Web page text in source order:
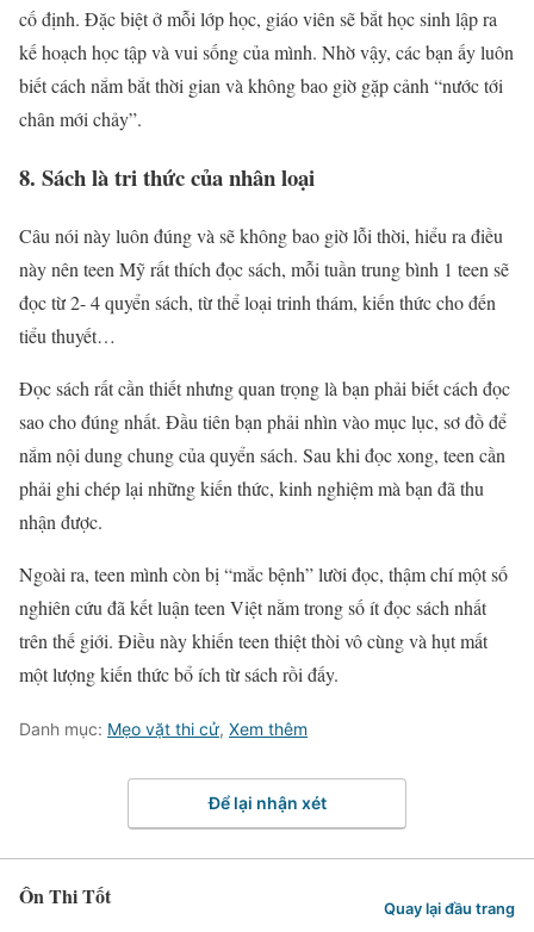
cố định. Đặc biệt ở mỗi lớp học, giáo viên sẽ bắt học sinh lập ra
kế hoạch học tập và vui sống của mình. Nhờ vậy, các bạn ấy luôn
biết cách nắm bắt thời gian và không bao giờ gặp cảnh “nước tới
chân mới chảy”.
8. Sách là tri thức của nhân loại
Câu nói này luôn đúng và sẽ không bao giờ lỗi thời, hiểu ra điều
này nên teen Mỹ rất thích đọc sách, mỗi tuần trung bình 1 teen sẽ
đọc từ 2- 4 quyển sách, từ thể loại trinh thám, kiến thức cho đến
tiểu thuyết…
Đọc sách rất cần thiết nhưng quan trọng là bạn phải biết cách đọc
sao cho đúng nhất. Đầu tiên bạn phải nhìn vào mục lục, sơ đồ để
nắm nội dung chung của quyển sách. Sau khi đọc xong, teen cần
phải ghi chép lại những kiến thức, kinh nghiệm mà bạn đã thu
nhận được.
Ngoài ra, teen mình còn bị “mắc bệnh” lười đọc, thậm chí một số
nghiên cứu đã kết luận teen Việt nằm trong số ít đọc sách nhất
trên thế giới. Điều này khiến teen thiệt thòi vô cùng và hụt mất
một lượng kiến thức bổ ích từ sách rồi đấy.
Danh mục: Mẹo vặt thi cử, Xem thêm
Để lại nhận xét
Ôn Thi Tốt Quay lại đầu trang